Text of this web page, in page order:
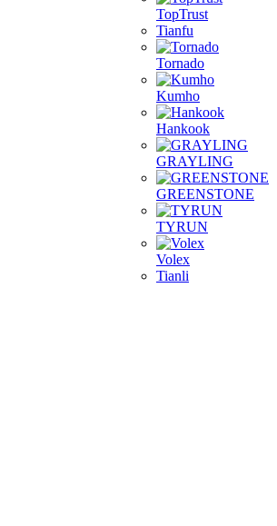
TopTrust
Tianfu
Tornado
Kumho
Hankook
GRAYLING
GREENSTONE
TYRUN
Volex
Tianli